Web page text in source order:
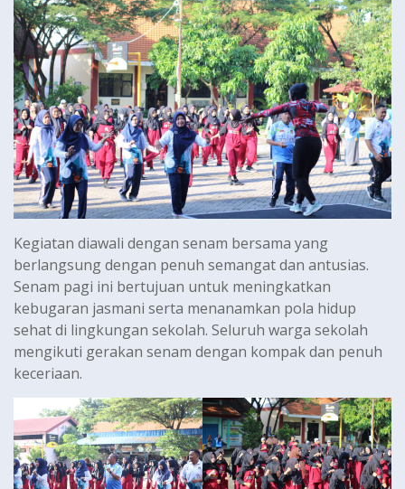
Kegiatan diawali dengan senam bersama yang
berlangsung dengan penuh semangat dan antusias.
Senam pagi ini bertujuan untuk meningkatkan
kebugaran jasmani serta menanamkan pola hidup
sehat di lingkungan sekolah. Seluruh warga sekolah
mengikuti gerakan senam dengan kompak dan penuh
keceriaan.